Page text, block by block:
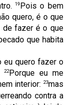
19 Pois o bem
quero, é o que
de fazer é o que
que habita
eu quero fazer o
22Porque eu me
interior: 23mas
contra a